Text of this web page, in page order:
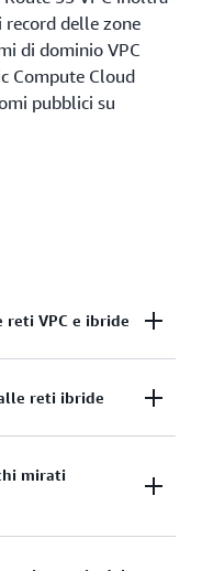
record delle zone
di dominio VPC
Compute Cloud
pubblici su
reti VPC e ibride
le query DNS
reti ibride
per le reti ibride
mirati